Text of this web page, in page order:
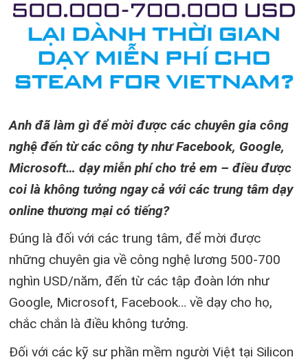
Anh đã làm gì để mời được các chuyên gia công
nghệ đến từ các công ty như Facebook, Google,
Microsoft… dạy miễn phí cho trẻ em – điều được
coi là không tưởng ngay cả với các trung tâm dạy
online thương mại có tiếng?
Đúng là đối với các trung tâm, để mời được
những chuyên gia về công nghệ lương 500-700
nghìn USD/năm, đến từ các tập đoàn lớn như
Google, Microsoft, Facebook… về dạy cho họ,
chắc chắn là điều không tưởng.
Đối với các kỹ sư phần mềm người Việt tại Silicon